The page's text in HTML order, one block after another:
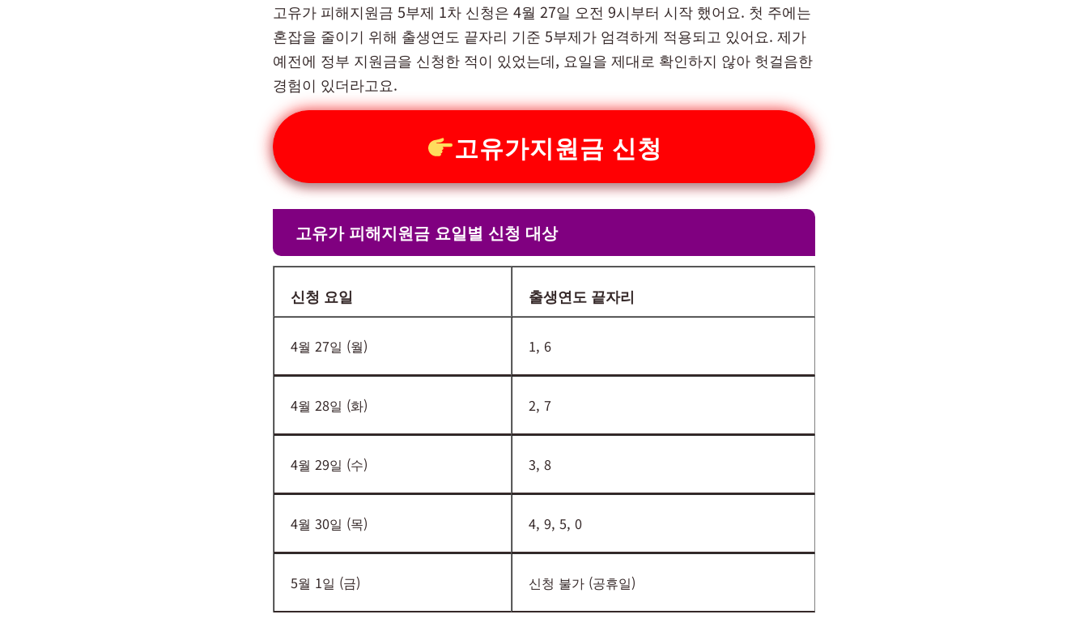
고유가 피해지원금 5부제 1차 신청은 4월 27일 오전 9시부터 시작 했어요. 첫 주에는
혼잡을 줄이기 위해 출생연도 끝자리 기준 5부제가 엄격하게 적용되고 있어요. 제가
예전에 정부 지원금을 신청한 적이 있었는데, 요일을 제대로 확인하지 않아 헛걸음한
경험이 있더라고요.
고유가지원금 신청
고유가 피해지원금 요일별 신청 대상
신청 요일 출생연도 끝자리
4월 27일 (월) 1, 6
4월 28일 (화) 2, 7
4월 29일 (수) 3, 8
4월 30일 (목) 4, 9, 5, 0
5월 1일 (금) 신청 불가 (공휴일)